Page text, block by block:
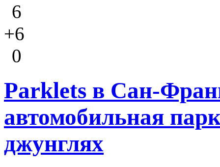
6
+6
0
Parklets в Сан-
автомобильная
джунглях